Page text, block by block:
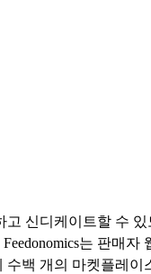
신디케이트할 수
는 판매
백 개의 마켓플레